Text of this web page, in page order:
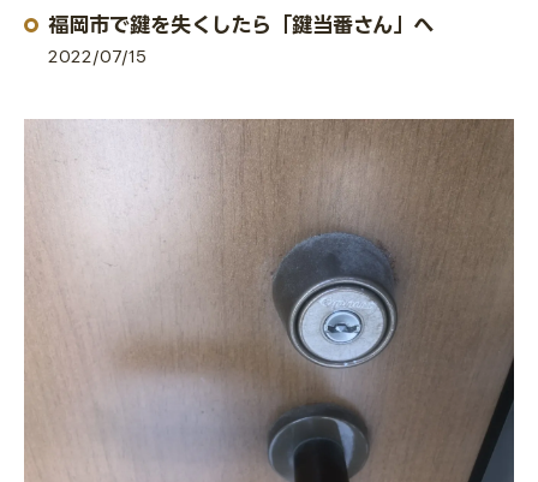
福岡市で鍵を失くしたら「鍵当番さん」へ
2022/07/15